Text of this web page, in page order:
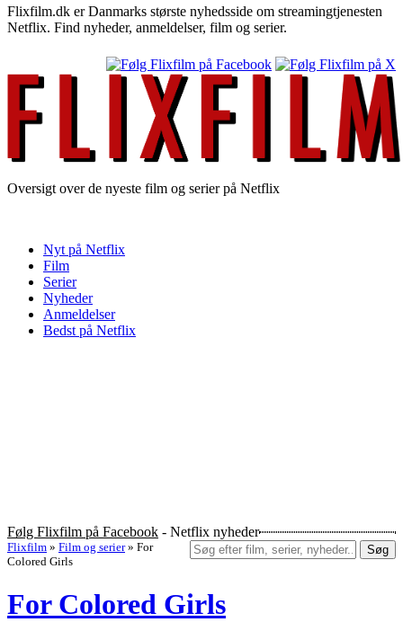
Flixfilm.dk er Danmarks største nyhedsside om streamingtjenesten
Netflix. Find nyheder, anmeldelser, film og serier.
Oversigt over de nyeste film og serier på Netflix
Nyt på Netflix
Film
Serier
Nyheder
Anmeldelser
Bedst på Netflix
Følg Flixfilm på Facebook - Netflix nyheder
Søg
Flixfilm » Film og serier » For
Colored Girls
For Colored Girls